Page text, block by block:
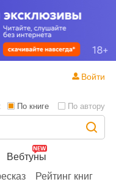
Вебтуны
Рейтинг книг
По книге По автору
Войти